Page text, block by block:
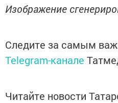
Изображение
Следите за самым
Telegram-канале
Читайте новости